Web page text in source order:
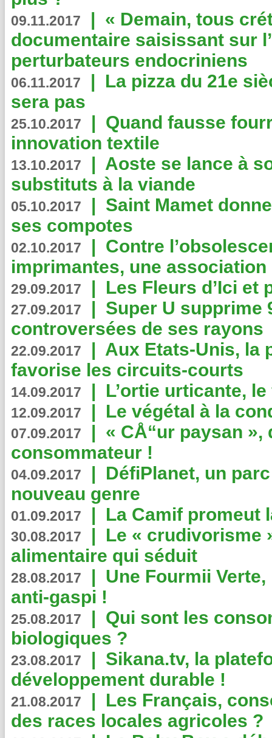
09.11.2017 | « Demain, tous
documentaire saisissant sur
perturbateurs endocriniens
06.11.2017 | La pizza du 21e
sera pas
25.10.2017 | Quand fausse
innovation textile
13.10.2017 | Aoste se lance à
substituts à la viande
05.10.2017 | Saint Mamet
ses compotes
02.10.2017 | Contre
imprimantes, une
29.09.2017 | Les Fleurs d’Ici et
27.09.2017 | Super U supprime
controversées de ses rayons
22.09.2017 | Aux Etats-Unis, la
favorise les circuits-courts
14.09.2017 | L’ortie urticante,
12.09.2017 | Le végétal à la
07.09.2017 | « CÅ“ur paysan
consommateur !
04.09.2017 | DéfiPlanet, un
nouveau genre
01.09.2017 | La Camif promeut
30.08.2017 | Le « crudivorisme
alimentaire qui séduit
28.08.2017 | Une Fourmii
anti-gaspi !
25.08.2017 | Qui sont les
biologiques ?
23.08.2017 | Sikana.tv, la
développement durable !
21.08.2017 | Les Français,
des races locales agricoles ?